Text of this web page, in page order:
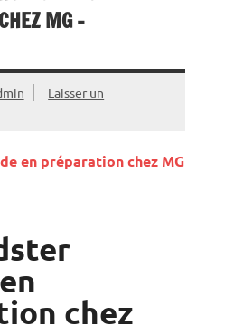
MG –
Laisser un
en préparation chez MG